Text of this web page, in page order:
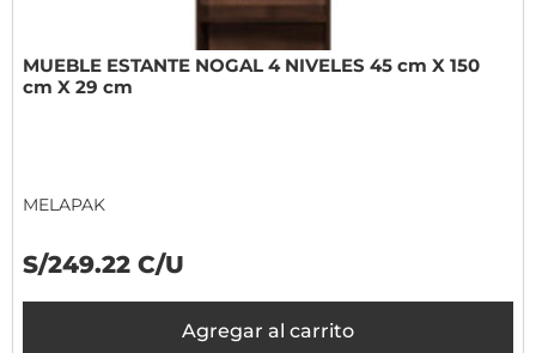
MUEBLE ESTANTE NOGAL 4 NIVELES 45 cm X 150
cm X 29 cm
MELAPAK
S/249.22 C/U
Agregar al carrito